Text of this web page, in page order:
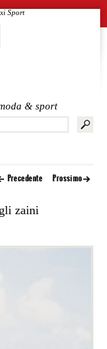
& sport
Sport
Precedente Prossimo
zaini